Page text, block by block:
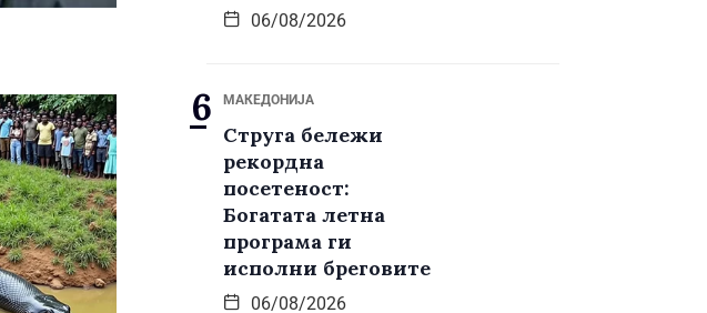
06/08/2026
МАКЕДОНИЈА
Струга бележи
рекордна
посетеност:
Богатата летна
програма ги
исполни бреговите
06/08/2026